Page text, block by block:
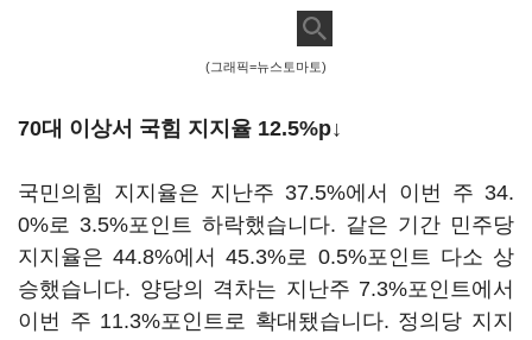
(그래픽=뉴스토마토)
70대 이상서 국힘 지지율 12.5%p↓
국민의힘 지지율은 지난주 37.5%에서 이번 주 34.
0%로 3.5%포인트 하락했습니다. 같은 기간 민주당
지지율은 44.8%에서 45.3%로 0.5%포인트 다소 상
승했습니다. 양당의 격차는 지난주 7.3%포인트에서
이번 주 11.3%포인트로 확대됐습니다. 정의당 지지